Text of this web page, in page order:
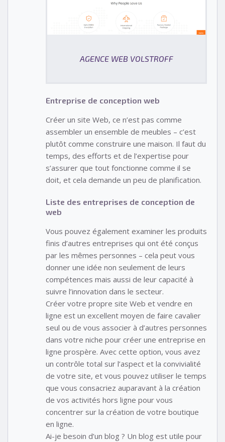
AGENCE WEB VOLSTROFF
Entreprise de conception web
Créer un site Web, ce n’est pas comme
assembler un ensemble de meubles – c’est
plutôt comme construire une maison. Il faut du
temps, des efforts et de l’expertise pour
s’assurer que tout fonctionne comme il se
doit, et cela demande un peu de planification.
Liste des entreprises de conception de
web
Vous pouvez également examiner les produits
finis d’autres entreprises qui ont été conçus
par les mêmes personnes – cela peut vous
donner une idée non seulement de leurs
compétences mais aussi de leur capacité à
suivre l’innovation dans le secteur.
Créer votre propre site Web et vendre en
ligne est un excellent moyen de faire cavalier
seul ou de vous associer à d’autres personnes
dans votre niche pour créer une entreprise en
ligne prospère. Avec cette option, vous avez
un contrôle total sur l’aspect et la convivialité
de votre site, et vous pouvez utiliser le temps
que vous consacriez auparavant à la création
de vos activités hors ligne pour vous
concentrer sur la création de votre boutique
en ligne.
Ai-je besoin d’un blog ? Un blog est utile pour